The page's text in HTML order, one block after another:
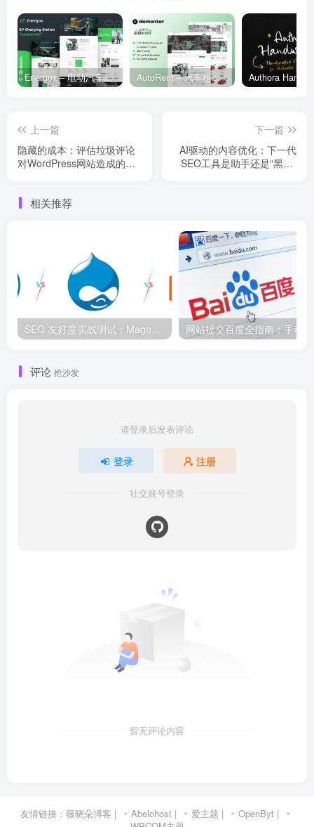
Energox – 电动汽车充电站 Elementor 模板套件 AutoRent – 汽车租赁服务 Elementor 模板套件
上一篇
隐藏的成本：评估垃圾评论
对WordPress网站造成的业
下一篇
AI驱动的内容优化：下一代
SEO工具是助手还是“黑帽”
相关推荐
SEO 友好度实战测试：Magento、WordPress、Drupal 在核心 SEO 要素上的表现对比
评论 抢沙发
请登录后发表评论
登录 注册
社交账号登录
暂无评论内容
友情链接： 薇晓朵博客 | Abelohost | 爱主题 | OpenByt |